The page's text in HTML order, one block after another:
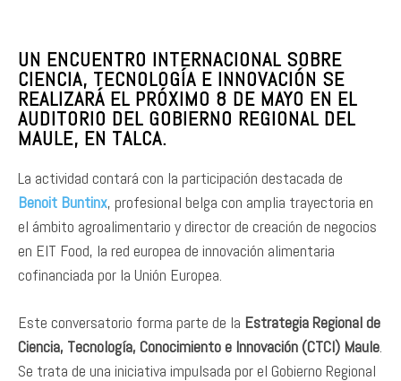
UN ENCUENTRO INTERNACIONAL SOBRE
CIENCIA, TECNOLOGÍA E INNOVACIÓN SE
REALIZARÁ EL PRÓXIMO 8 DE MAYO EN EL
AUDITORIO DEL GOBIERNO REGIONAL DEL
MAULE, EN TALCA.
La actividad contará con la participación destacada de
Benoit Buntinx, profesional belga con amplia trayectoria en
el ámbito agroalimentario y director de creación de negocios
en EIT Food, la red europea de innovación alimentaria
cofinanciada por la Unión Europea.
Este conversatorio forma parte de la Estrategia Regional de
Ciencia, Tecnología, Conocimiento e Innovación (CTCI) Maule
Se trata de una iniciativa impulsada por el Gobierno Regional